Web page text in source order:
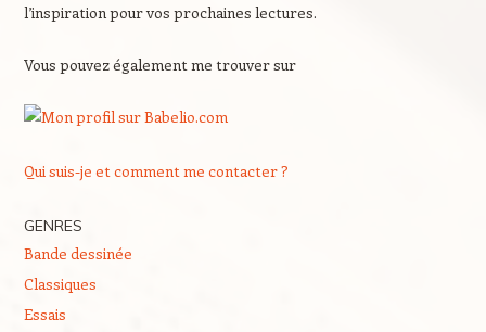
l’inspiration pour vos prochaines lectures.
Vous pouvez également me trouver sur
Qui suis-je et comment me contacter ?
GENRES
Bande dessinée
Classiques
Essais